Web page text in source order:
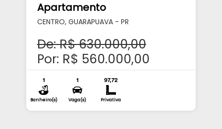
Apartamento
CENTRO, GUARAPUAVA - PR
De: R$ 630.000,00
Por: R$ 560.000,00
1
Banheiro(s)
1
Vaga(s)
97,72
Privativa